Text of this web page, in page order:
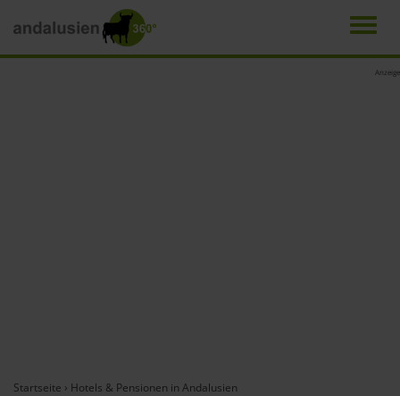
Anzeige
Startseite › Hotels & Pensionen in Andalusien